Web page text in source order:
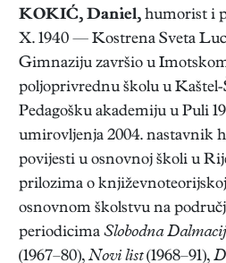
KOKIĆ, Daniel, humorist i
X. 1940 — Kostrena Sveta
Gimnaziju završio u
poljoprivrednu školu u Kaštel-
Pedagošku akademiju u Puli
umirovljenja 2004. nastavnik
povijesti u osnovnoj školi u
prilozima o
osnovnom školstvu na
periodicima Slobodna
(1967–80), Novi list(1968–91),